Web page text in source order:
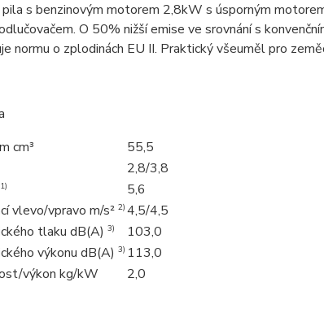
pila s benzinovým motorem 2,8kW s úsporným
O 50% nižší emise ve srovnání s
normu o zplodinách EU II. Praktický všeuměl pro
cm³
55,5
2,8/3,8
1)
5,6
vlevo/vpravo m/s² 2) 4,5/4,5
tlaku dB(A) 3)
103,0
výkonu dB(A) 3) 113,0
výkon kg/kW
2,0